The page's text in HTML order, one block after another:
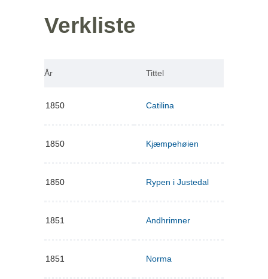
Verkliste
År Tittel
1850 Catilina
1850 Kjæmpehøien
1850 Rypen i Justedal
1851 Andhrimner
1851 Norma